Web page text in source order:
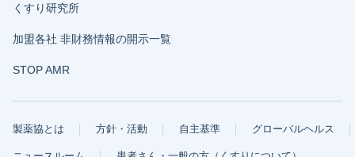
くすり研究所
加盟各社 非財務情報の開示一覧
STOP AMR
製薬協とは 方針・活動 自主基準 グローバルヘルス